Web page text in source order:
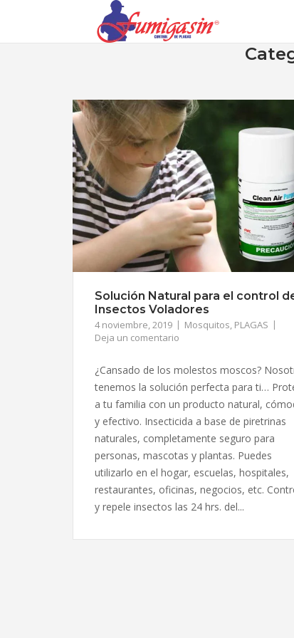
Solución Natural para el control
Insectos Voladores
4 noviembre, 2019 Mosquitos, PLAGAS
Deja un comentario
¿Cansado de los molestos moscos?
tenemos la solución perfecta para ti…
a tu familia con un producto natural,
y efectivo. Insecticida a base de piretrinas
naturales, completamente seguro para
personas, mascotas y plantas. Puedes
utilizarlo en el hogar, escuelas, hospitales,
restaurantes, oficinas, negocios, etc.
y repele insectos las 24 hrs. del...